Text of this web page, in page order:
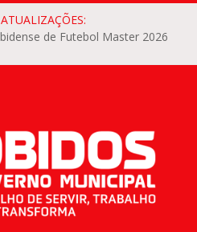
de Futebol Master 2026